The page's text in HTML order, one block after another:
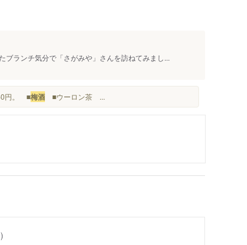
ブランチ気分で「さがみや」さんを訪ねてみまし...
円。 ■梅酒 ■ウーロン茶 ...